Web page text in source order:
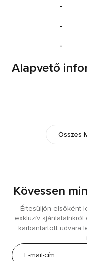
-
-
-
Alapvető
Összes
Kövessen
Értesüljön elsőként
exkluzív
karbantartott udvara